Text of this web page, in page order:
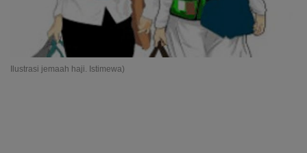
Ilustrasi jemaah haji. Istimewa)